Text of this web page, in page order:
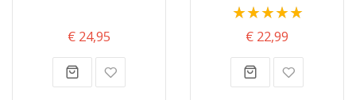
€ 24,95
Waardering:
100%€ 22,99